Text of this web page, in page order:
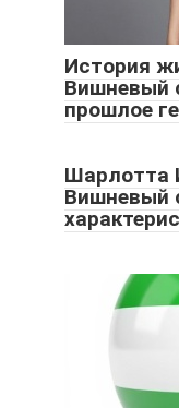
История
Вишневый
прошлое
Шарлотта
Вишневый